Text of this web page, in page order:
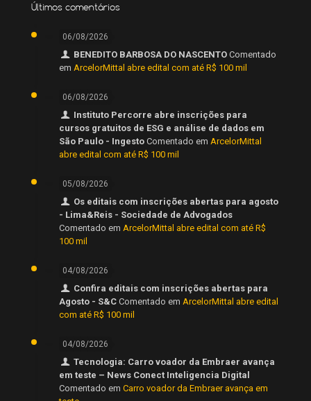
Últimos comentários
06/08/2026
BENEDITO BARBOSA DO NASCENTO Comentado
em ArcelorMittal abre edital com até R$ 100 mil
06/08/2026
Instituto Percorre abre inscrições para
cursos gratuitos de ESG e análise de dados em
São Paulo - Ingesto Comentado em ArcelorMittal
abre edital com até R$ 100 mil
05/08/2026
Os editais com inscrições abertas para agosto
- Lima&Reis - Sociedade de Advogados
Comentado em ArcelorMittal abre edital com até R$
100 mil
04/08/2026
Confira editais com inscrições abertas para
Agosto - S&C Comentado em ArcelorMittal abre edital
com até R$ 100 mil
04/08/2026
Tecnologia: Carro voador da Embraer avança
em teste – News Conect Inteligencia Digital
Comentado em Carro voador da Embraer avança em